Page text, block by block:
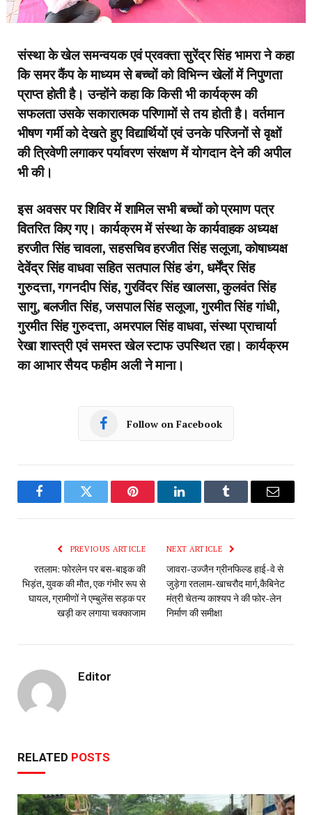
संस्था के खेल समन्वयक एवं प्रवक्ता सुरेंद्र सिंह भामरा ने कहा
कि समर कैंप के माध्यम से बच्चों को विभिन्न खेलों में निपुणता
प्राप्त होती है। उन्होंने कहा कि किसी भी कार्यक्रम की
सफलता उसके सकारात्मक परिणामों से तय होती है। वर्तमान
भीषण गर्मी को देखते हुए विद्यार्थियों एवं उनके परिजनों से वृक्षों
की त्रिवेणी लगाकर पर्यावरण संरक्षण में योगदान देने की अपील
भी की।
इस अवसर पर शिविर में शामिल सभी बच्चों को प्रमाण पत्र
वितरित किए गए। कार्यक्रम में संस्था के कार्यवाहक अध्यक्ष
हरजीत सिंह चावला, सहसचिव हरजीत सिंह सलूजा, कोषाध्यक्ष
देवेंद्र सिंह वाधवा सहित सतपाल सिंह डंग, धर्मेंद्र सिंह
गुरुदत्ता, गगनदीप सिंह, गुरविंदर सिंह खालसा, कुलवंत सिंह
सागु, बलजीत सिंह, जसपाल सिंह सलूजा, गुरमीत सिंह गांधी,
गुरमीत सिंह गुरुदत्ता, अमरपाल सिंह वाधवा, संस्था प्राचार्या
रेखा शास्त्री एवं समस्त खेल स्टाफ उपस्थित रहा। कार्यक्रम
का आभार सैयद फहीम अली ने माना।
Follow on Facebook
FacebookTwitter Pinterest LinkedInTumblr Email
PREVIOUS ARTICLE
रतलाम: फोरलेन पर बस-बाइक की
भिड़ंत, युवक की मौत, एक गंभीर रूप से
घायल, ग्रामीणों ने एम्बुलेंस सड़क पर
खड़ी कर लगाया चक्काजाम
NEXT ARTICLE
जावरा-उज्जैन ग्रीनफिल्ड हाई-वे से
जुड़ेगा रतलाम-खाचरौद मार्ग,कैबिनेट
मंत्री चेतन्य काश्यप ने की फोर-लेन
निर्माण की समीक्षा
Editor
RELATED POSTS